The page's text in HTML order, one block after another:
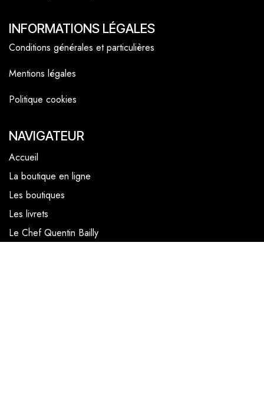
INFORMATIONS LÉGALES
Conditions générales et particulières
Mentions légales
Politique cookies
NAVIGATEUR
Accueil
La boutique en ligne
Les boutiques
Les livrets
Le Chef Quentin Bailly